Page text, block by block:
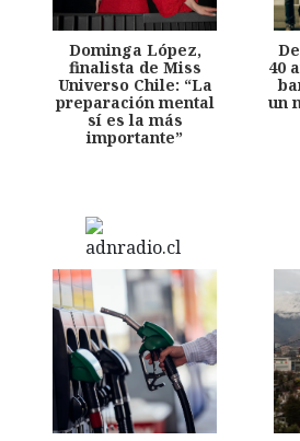
Dominga López,
finalista de Miss
Universo Chile: “La
preparación mental
sí es la más
importante”
40
un